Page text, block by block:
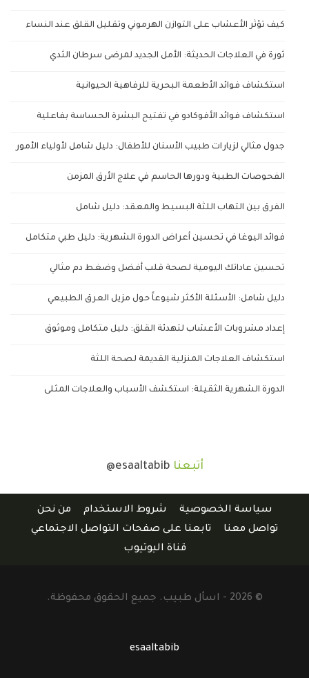
كيف تؤثر الأعشاب على التوازن الهرموني وتقليل القلق عند النساء
ثورة في العلاجات الحديثة: الأمل الجديد لمرضى سرطان الثدي
استكشاف فوائد الأطعمة البحرية للرفاهية الحيوانية
استكشاف فوائد الأفوكادو في تفتيح البشرة الحساسة بفاعلية
جدول مثالي لزيارات طبيب الأسنان للأطفال: دليل شامل لأولياء الأمور
الفحوصات الطبية ودورها الحاسم في علاج الأرق المزمن
الفرق بين التهاب اللثة البسيط والمعقد: دليل شامل
فوائد اليوغا في تحسين أعراض الدورة الشهرية: دليل طبي متكامل
تحسين عاداتك اليومية لصحة قلب أفضل وضغط دم مثالي
دليل شامل: الأسئلة الأكثر شيوعاً حول مزيل العرق الطبيعي
إعداد مشروبات الأعشاب لتهدئة القلق: دليل متكامل وموثوق
استكشاف العلاجات المنزلية القديمة لصحة اللثة
الدورة الشهرية الثقيلة: استكشف الأسباب والعلاجات المثلى
أتبعنا @esaaltabib
سياسة الخصوصية شروط الاستخدام
من نحن
تواصل معنا
تابعنا على صفحات التواصل الاجتماعي
قناة اليوتيوب
© 2026 - اسأل طبيب. جميع الحقوق محفوظة.
esaaltabib